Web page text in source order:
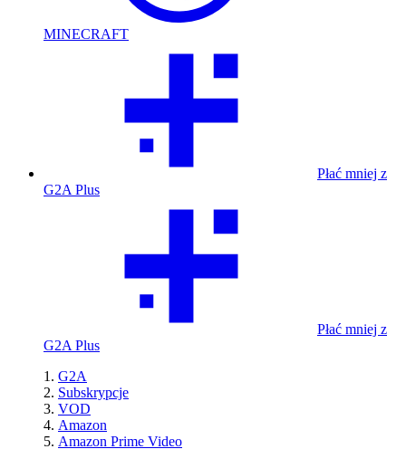
MINECRAFT
Płać mniej z
G2A Plus
Płać mniej z
G2A Plus
G2A
Subskrypcje
VOD
Amazon
Amazon Prime Video